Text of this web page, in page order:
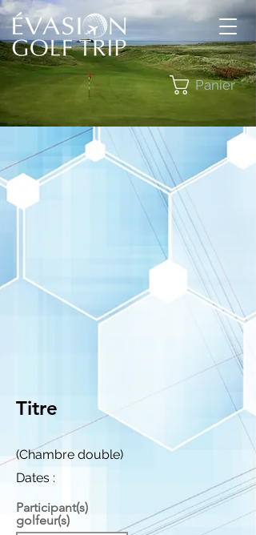
Panier
Titre
(Chambre double)
Dates :
Participant(s)
golfeur(s)